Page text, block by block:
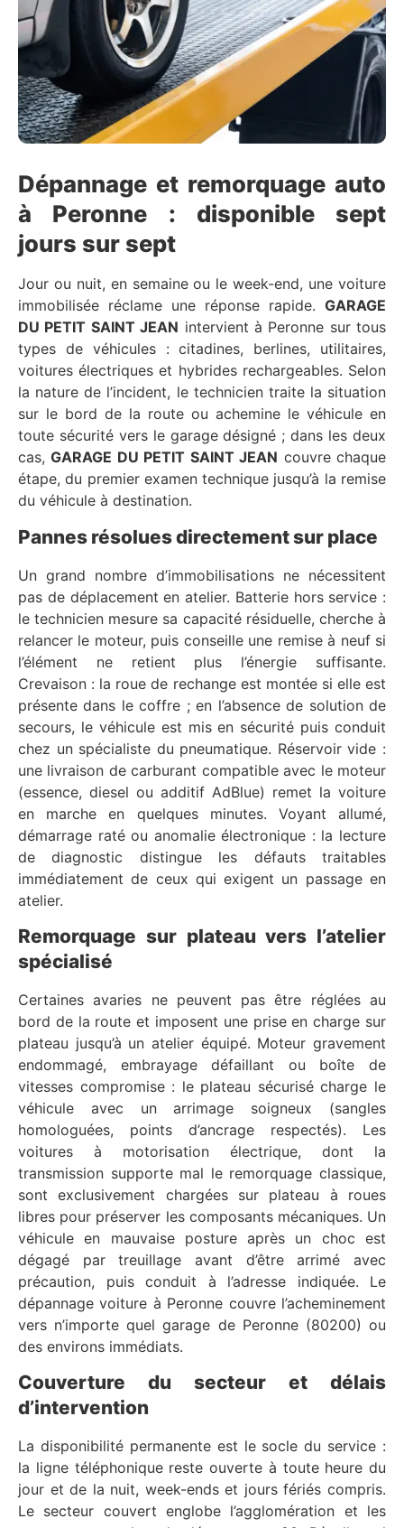
Dépannage et remorquage auto
à Peronne : disponible sept
jours sur sept
Jour ou nuit, en semaine ou le week-end, une voiture
immobilisée réclame une réponse rapide. GARAGE
DU PETIT SAINT JEAN intervient à Peronne sur tous
types de véhicules : citadines, berlines, utilitaires,
voitures électriques et hybrides rechargeables. Selon
la nature de l’incident, le technicien traite la situation
sur le bord de la route ou achemine le véhicule en
toute sécurité vers le garage désigné ; dans les deux
cas,GARAGE DU PETIT SAINT JEAN couvre chaque
étape, du premier examen technique jusqu’à la remise
du véhicule à destination.
Pannes résolues directement sur place
Un grand nombre d’immobilisations ne nécessitent
pas de déplacement en atelier. Batterie hors service :
le technicien mesure sa capacité résiduelle, cherche à
relancer le moteur, puis conseille une remise à neuf si
l’élément ne retient plus l’énergie suffisante.
Crevaison : la roue de rechange est montée si elle est
présente dans le coffre ; en l’absence de solution de
secours, le véhicule est mis en sécurité puis conduit
chez un spécialiste du pneumatique. Réservoir vide :
une livraison de carburant compatible avec le moteur
(essence, diesel ou additif AdBlue) remet la voiture
en marche en quelques minutes. Voyant allumé,
démarrage raté ou anomalie électronique : la lecture
de diagnostic distingue les défauts traitables
immédiatement de ceux qui exigent un passage en
atelier.
Remorquage sur plateau vers l’atelier
spécialisé
Certaines avaries ne peuvent pas être réglées au
bord de la route et imposent une prise en charge sur
plateau jusqu’à un atelier équipé. Moteur gravement
endommagé, embrayage défaillant ou boîte de
vitesses compromise : le plateau sécurisé charge le
véhicule avec un arrimage soigneux (sangles
homologuées, points d’ancrage respectés). Les
voitures à motorisation électrique, dont la
transmission supporte mal le remorquage classique,
sont exclusivement chargées sur plateau à roues
libres pour préserver les composants mécaniques. Un
véhicule en mauvaise posture après un choc est
dégagé par treuillage avant d’être arrimé avec
précaution, puis conduit à l’adresse indiquée. Le
dépannage voiture à Peronne couvre l’acheminement
vers n’importe quel garage de Peronne (80200) ou
des environs immédiats.
Couverture du secteur et délais
d’intervention
La disponibilité permanente est le socle du service :
la ligne téléphonique reste ouverte à toute heure du
jour et de la nuit, week-ends et jours fériés compris.
Le secteur couvert englobe l’agglomération et les